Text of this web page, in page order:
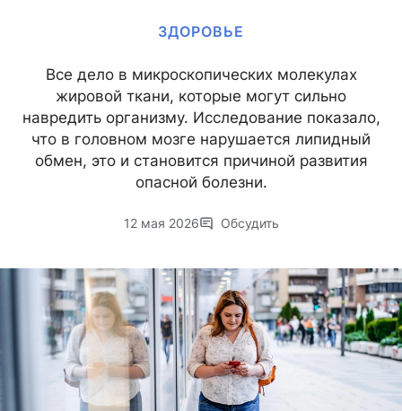
ЗДОРОВЬЕ
Все дело в микроскопических молекулах
жировой ткани, которые могут сильно
навредить организму. Исследование показало,
что в головном мозге нарушается липидный
обмен, это и становится причиной развития
опасной болезни.
12 мая 2026 Обсудить